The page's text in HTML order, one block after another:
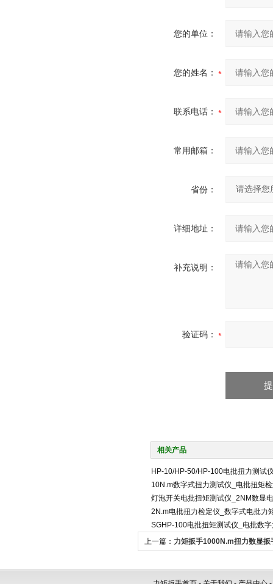
您的单位：
您的姓名：
联系电话：
常用邮箱：
省份：
详细地址：
补充说明：
验证码：
相关产品
HP-10/HP-50/HP-100电批扭力测试
10N.m数字式扭力测试仪_电批扭矩
灯泡开关电批扭矩测试仪_2NM数显
2N.m电批扭力检定仪_数字式电批力
SGHP-100电批扭矩测试仪_电批数
上一篇： 力矩扳手1000N.m扭力数显扳